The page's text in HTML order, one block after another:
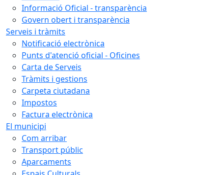
Informació Oficial - transparència
Govern obert i transparència
Serveis i tràmits
Notificació electrònica
Punts d'atenció oficial - Oficines
Carta de Serveis
Tràmits i gestions
Carpeta ciutadana
Impostos
Factura electrònica
El municipi
Com arribar
Transport públic
Aparcaments